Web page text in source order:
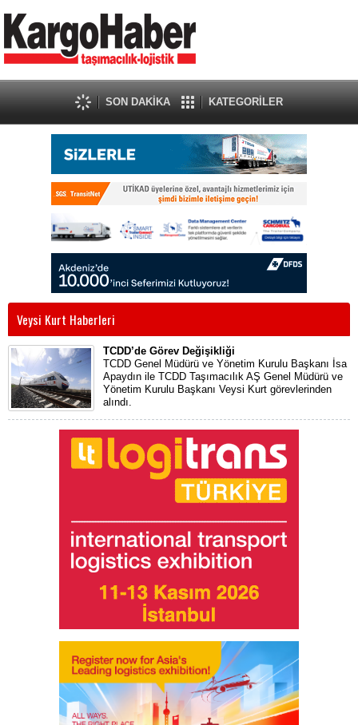
SON DAKİKA KATEGORİLER
Veysi Kurt Haberleri
TCDD’de Görev Değişikliği
TCDD Genel Müdürü ve Yönetim Kurulu Başkanı İsa
Apaydın ile TCDD Taşımacılık AŞ Genel Müdürü ve
Yönetim Kurulu Başkanı Veysi Kurt görevlerinden
alındı.